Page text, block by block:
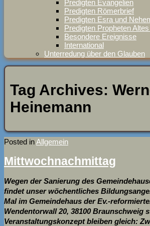
Predigten Evangelien
Predigten Römerbrief
Predigten Esra und
Predigten Propheten
Besondere Ereignisse
International
Unterredung über den Glauben
Tag Archives:
Heinemann
Posted inAllgemein
Mittwochnachmittag
Wegen der Sanierung des
findet unser wöchentliches
Mal im Gemeindehaus der Ev.-
Wendentorwall 20, 38100 Braunschweig
Veranstaltungskonzept bleiben gleich: